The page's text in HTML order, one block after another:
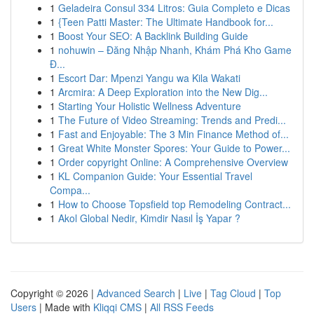
1 Geladeira Consul 334 Litros: Guia Completo e Dicas
1 {Teen Patti Master: The Ultimate Handbook for...
1 Boost Your SEO: A Backlink Building Guide
1 nohuwin – Đăng Nhập Nhanh, Khám Phá Kho Game
Đ...
1 Escort Dar: Mpenzi Yangu wa Kila Wakati
1 Arcmira: A Deep Exploration into the New Dig...
1 Starting Your Holistic Wellness Adventure
1 The Future of Video Streaming: Trends and Predi...
1 Fast and Enjoyable: The 3 Min Finance Method of...
1 Great White Monster Spores: Your Guide to Power...
1 Order copyright Online: A Comprehensive Overview
1 KL Companion Guide: Your Essential Travel
Compa...
1 How to Choose Topsfield top Remodeling Contract...
1 Akol Global Nedir, Kimdir Nasıl İş Yapar ?
Copyright © 2026 | Advanced Search | Live | Tag Cloud | Top
Users | Made with Kliqqi CMS | All RSS Feeds